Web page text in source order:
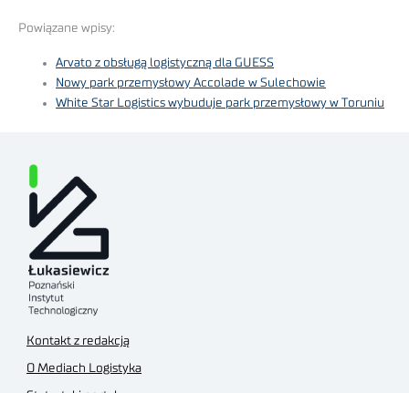
Powiązane wpisy:
Arvato z obsługą logistyczną dla GUESS
Nowy park przemysłowy Accolade w Sulechowie
White Star Logistics wybuduje park przemysłowy w Toruniu
Kontakt z redakcją
O Mediach Logistyka